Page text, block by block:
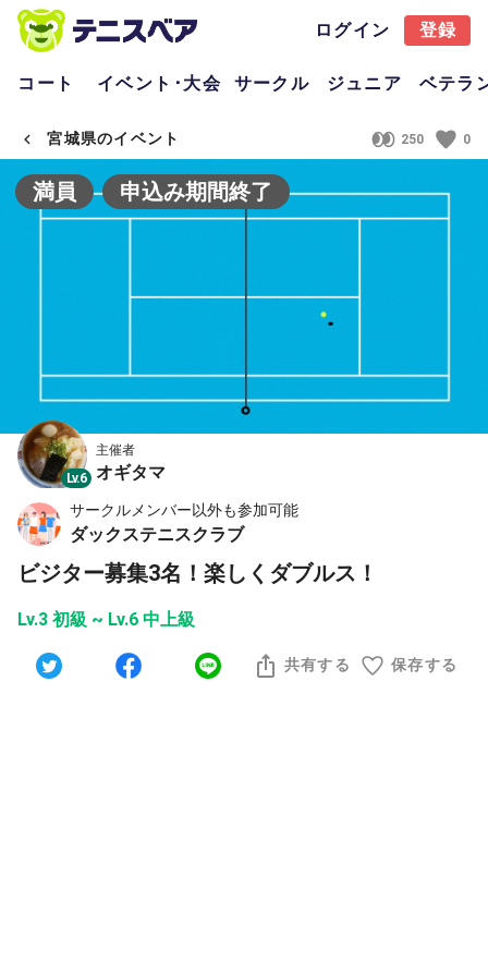
ログイン 登録
コート イベント･大会 サークル ジュニア ベテラ
宮城県のイベント 250 0
満員 申込み期間終了
Lv.6
主催者
オギタマ
サークルメンバー以外も参加可能
ダックステニスクラブ
ビジター募集3名！楽しくダブルス！
Lv.3 初級 ~ Lv.6 中上級
共有する 保存する